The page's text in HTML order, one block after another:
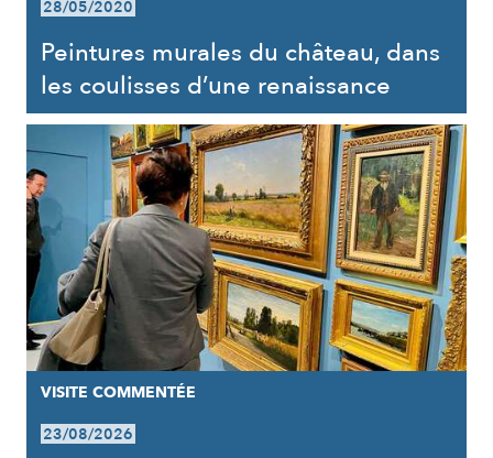
28/05/2020
Peintures murales du château, dans
les coulisses d’une renaissance
VISITE COMMENTÉE
23/08/2026